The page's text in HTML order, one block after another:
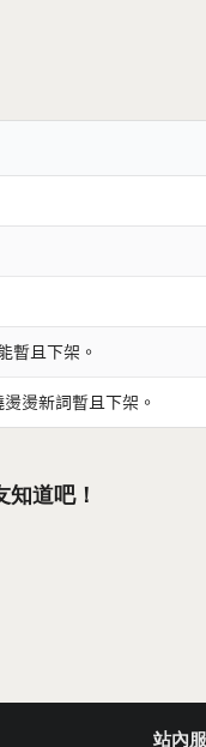
暫且下架。
燙新詞暫且下架。
道吧！
站內